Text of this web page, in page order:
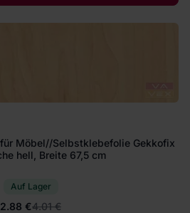
Möbel//Selbstklebefolie Gekkofix
hell, Breite 67,5 cm
Auf Lager
2.88 €4.01 €